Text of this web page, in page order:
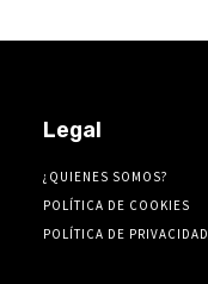
Legal
¿QUIENES SOMOS?
POLÍTICA DE COOKIES
POLÍTICA DE PRIVACIDAD